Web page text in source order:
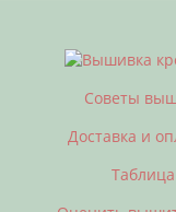
Советы
Доставка и